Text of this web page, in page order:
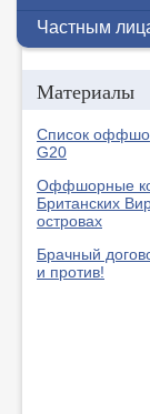
Частным
Материалы
Список
G20
Оффшорные
Британских
островах
Брачный
и против!